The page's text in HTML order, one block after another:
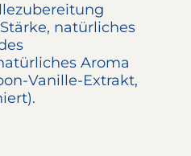
natürliches
Aroma
Vanille-Extrakt,